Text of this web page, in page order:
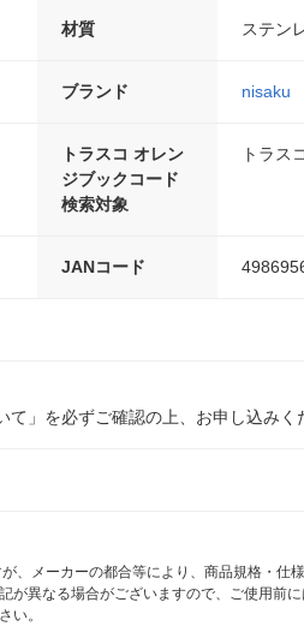
材質 ステン
ブランド nisaku
トラスコ オレン
ジブックコード
検索対象
トラス
JANコード
」を必ずご確認の上、お申し込みく
、メーカーの都合等により、商品規格・仕
異なる場合がございますので、ご使用前
い。